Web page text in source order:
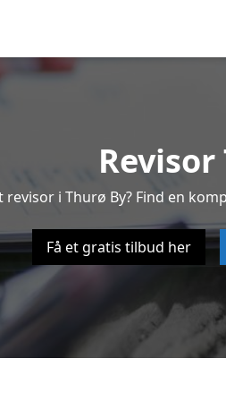
i Thurø By? Find en
Få et gratis tilbud her